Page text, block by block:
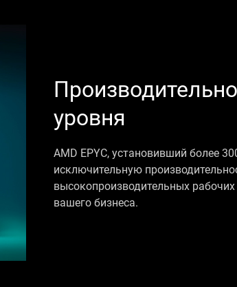
уровня
AMD EPYC, установивший более
исключительную
высокопроизводительных
вашего бизнеса.